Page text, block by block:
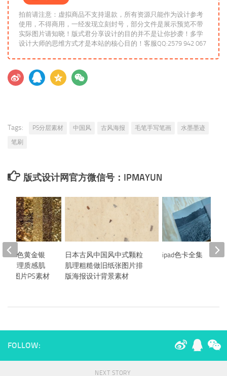
拍前请注意：虚拟商品不支持退款，所有资源只能作为设计参考
使用，不得商用，一经发现立刻封号，部分文件是展示预览不带
实际图片请知晓！版式君分享设计的目的并不是让你抄袭！多学
设计大师的思维方式才是本站的核心目的！客服QQ:2579 942 067
Tags: PS分层素材 中国风 古风海报 毛笔手写笔画
水墨墨迹
笔刷
版式设计网官方微信号：IPMAYUN
日本古风中国风中式颗粒
肌理粗糙做旧纸张图片排
版海报设计背景素材
ipad色卡全集
清彩色黄金银
属纹理质感肌
图片PS素材
FOLLOW:
NEXT STORY